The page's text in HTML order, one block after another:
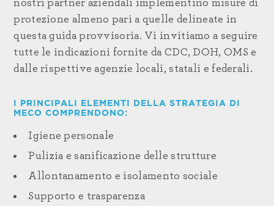
nostri partner aziendali implementino misure di
protezione almeno pari a quelle delineate in
questa guida provvisoria. Vi invitiamo a seguire
tutte le indicazioni fornite da CDC, DOH, OMS e
dalle rispettive agenzie locali, statali e federali.
I PRINCIPALI ELEMENTI DELLA STRATEGIA DI
MECO COMPRENDONO:
Igiene personale
Pulizia e sanificazione delle strutture
Allontanamento e isolamento sociale
Supporto e trasparenza